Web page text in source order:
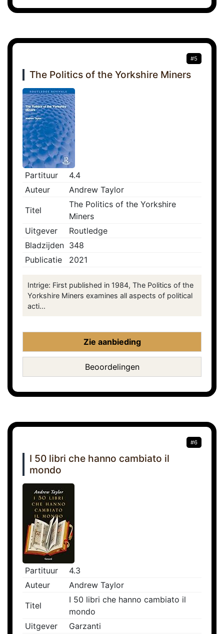
#5
The Politics of the Yorkshire Miners
Partituur
4.4
Auteur
Andrew Taylor
Titel
The Politics of the Yorkshire
Miners
Uitgever
Routledge
Bladzijden 348
Publicatie
2021
Intrige: First published in 1984, The Politics of the
Yorkshire Miners examines all aspects of political
acti...
Zie aanbieding
Beoordelingen
#6
I 50 libri che hanno cambiato il
mondo
Partituur
4.3
Auteur
Andrew Taylor
Titel
I 50 libri che hanno cambiato il
mondo
Uitgever
Garzanti